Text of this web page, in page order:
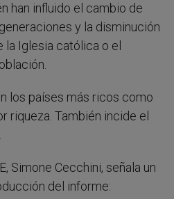
han influido el cambio de
y la disminución
la Iglesia católica o el
los países más ricos como
riqueza. También incide el
Simone Cecchini, señala un
del informe: